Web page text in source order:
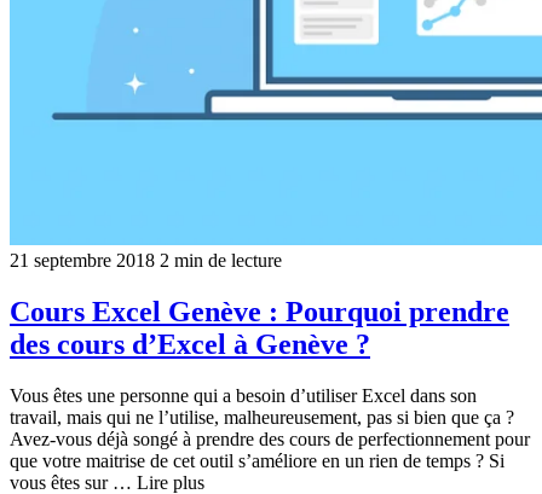
21 septembre 2018 2 min de lecture
Cours Excel Genève : Pourquoi prendre
des cours d’Excel à Genève ?
Vous êtes une personne qui a besoin d’utiliser Excel dans son
travail, mais qui ne l’utilise, malheureusement, pas si bien que ça ?
Avez-vous déjà songé à prendre des cours de perfectionnement pour
que votre maitrise de cet outil s’améliore en un rien de temps ? Si
vous êtes sur … Lire plus